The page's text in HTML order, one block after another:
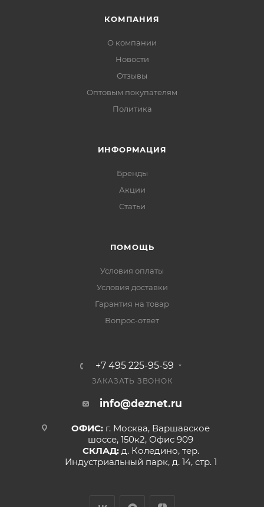
КОМПАНИЯ
О компании
Новости
Отзывы
Оптовым покупателям
Политика
ИНФОРМАЦИЯ
Бренды
Акции
Статьи
ПОМОЩЬ
Условия оплаты
Условия доставки
Гарантия на товар
Вопрос-ответ
+7 495 225-95-59
ЗАКАЗАТЬ ЗВОНОК
info@deznet.ru
ОФИС: г. Москва, Варшавское
шоссе, 150к2, Офис 909
СКЛАД: д. Коледино, тер.
Индустриальный парк, д. 14, стр. 1